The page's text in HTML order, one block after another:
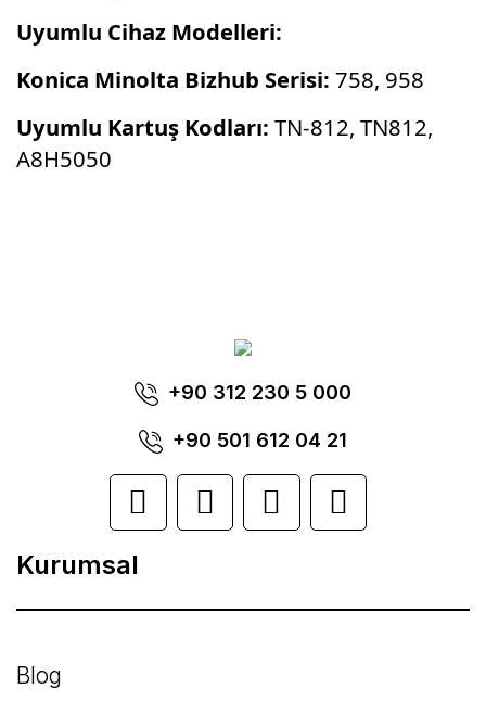
Uyumlu Cihaz Modelleri:
Konica Minolta Bizhub Serisi: 758, 958
Uyumlu Kartuş Kodları: TN-812, TN812,
A8H5050
Yorum Yaz
Ürün resmi kalitesiz, bozuk veya
görüntülenemiyor.
Ürün açıklamasında eksik bilgiler bulunuyor.
Ürün bilgilerinde hatalar bulunuyor.
Ürün fiyatı diğer sitelerden daha pahalı.
Bu ürüne benzer farklı alternatifler olmalı.
+90 312 230 5 000
+90 501 612 04 21
Kurumsal
Blog